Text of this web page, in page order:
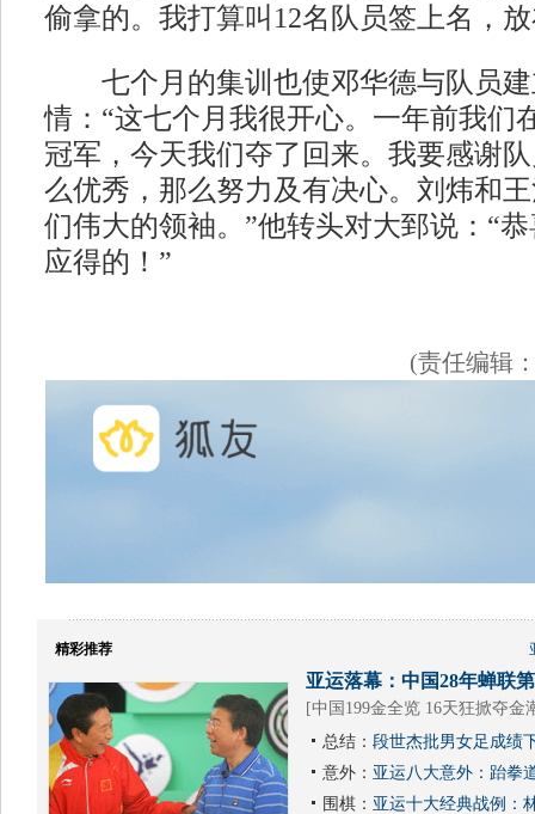
偷拿的。我打算叫12名队员签上名，
七个月的集训也使邓华德与队员建
情：“这七个月我很开心。一年前我们
冠军，今天我们夺了回来。我要感谢
么优秀，那么努力及有决心。刘炜和
们伟大的领袖。”他转头对大郅说：“
应得的！”
(责任编辑
精彩推荐
亚运落幕：中国28年蝉联
[中国199金全览 16天狂掀夺金
总结： 段世杰批男女足成绩
意外： 亚运八大意外：跆拳
围棋： 亚运十大经典战例：